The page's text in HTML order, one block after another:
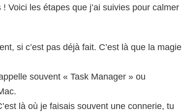
Voici les étapes que j’ai suivies pour calmer
si c’est pas déjà fait. C’est là que la magie
souvent « Task Manager » ou
là où je faisais souvent une connerie, tu